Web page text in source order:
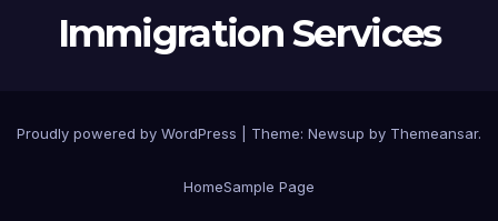
Immigration Services
Proudly powered by WordPress Theme: Newsup by Themeansar.
HomeSample Page